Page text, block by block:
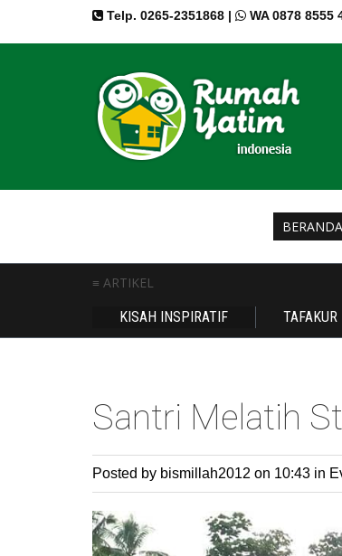
Telp. 0265-2351868 | WA 0878 8555
BERANDA
≡ ARTIKEL
KISAH INSPIRATIF
TAFAKUR
Santri Melatih
Posted by bismillah2012 on 10:43 in